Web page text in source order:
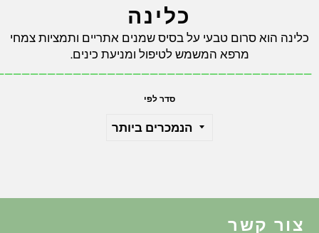
כלינה
כלינה הוא סרום טבעי על בסיס שמנים אתריים ותמציות צמחי
מרפא המשמש לטיפול ומניעת כינים.
סדר לפי
צור קשר